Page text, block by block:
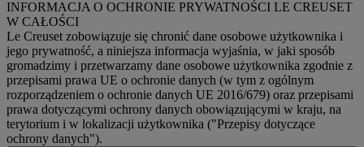
INFORMACJA O OCHRONIE PRYWATNOŚCI LE CREUSET
W CAŁOŚCI
Le Creuset zobowiązuje się chronić dane osobowe użytkownika i
jego prywatność, a niniejsza informacja wyjaśnia, w jaki sposób
gromadzimy i przetwarzamy dane osobowe użytkownika zgodnie z
przepisami prawa UE o ochronie danych (w tym z ogólnym
rozporządzeniem o ochronie danych UE 2016/679) oraz przepisami
prawa dotyczącymi ochrony danych obowiązującymi w kraju, na
terytorium i w lokalizacji użytkownika ("Przepisy dotyczące
ochrony danych").